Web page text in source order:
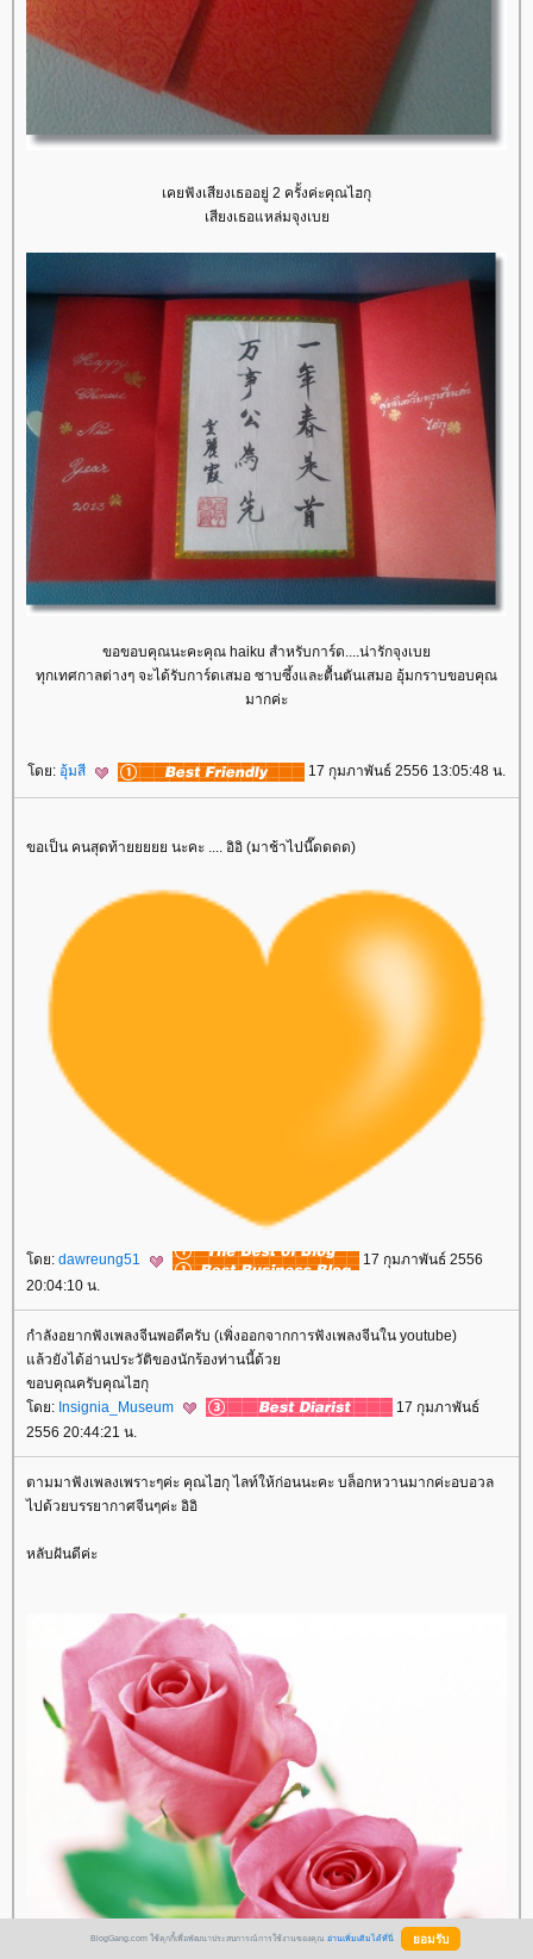
เคยฟังเสียงเธออยู่ 2 ครั้งค่ะคุณไฮกุ
เสียงเธอแหล่มจุงเบ
ขอขอบคุณนะคะคุณ haiku สำหรับการ์ด....น่ารักจุงเบ
ทุกเทศกาลต่างๆ จะได้รับการ์ดเสมอ ซาบซึ้งและตื้นตันเสมอ อุ้มกราบขอบคุณ
มากค่ะ
ดย: อุ้มสี 17 กุมภาพันธ์ 2556 13:05:48 น.
ขอเป็น คนสุดท้ายยยยย นะคะ .... อิอิ (มาช้าไปนี๊ดดดด)
ดย: dawreung51
17 กุมภาพันธ์ 2556
20:04:10 น.
กำลังอยากฟังเพลงจีนพอดีครับ (เพิ่งออกจากการฟังเพลงจีนใน youtube)
ล้วยังได้อ่านประวัติของนักร้องท่านนี้ด้ว
ขอบคุณครับคุณไฮกุ
ดย: Insignia_Museum
17 กุมภาพันธ์
2556 20:44:21 น.
ตามมาฟังเพลงเพราะๆค่ะ คุณไฮกุ ไลท์ให้ก่อนนะคะ บล็อกหวานมากค่ะอบอวล
ไปด้วยบรรยากาศจีนๆค่ะ อิอิ
หลับฝันดีค่ะ
BlogGang.com ใช้คุกกี้เพื่อพัฒนาประสบการณ์การใช้งานของคุณ อ่านเพิ่มเติมได้ที่นี่